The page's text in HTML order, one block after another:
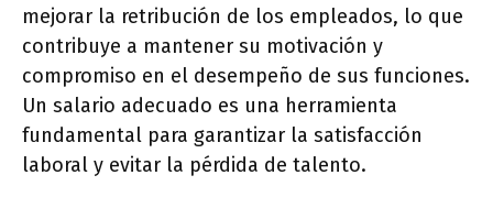
mejorar la retribución de los empleados, lo que
contribuye a mantener su motivación y
compromiso en el desempeño de sus funciones.
Un salario adecuado es una herramienta
fundamental para garantizar la satisfacción
laboral y evitar la pérdida de talento.